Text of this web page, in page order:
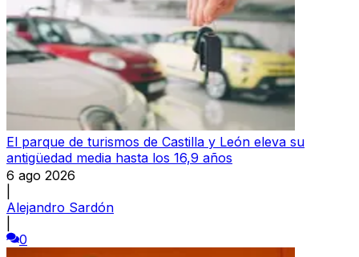
El parque de turismos de Castilla y León eleva su
antigüedad media hasta los 16,9 años
6 ago 2026
Alejandro Sardón
0